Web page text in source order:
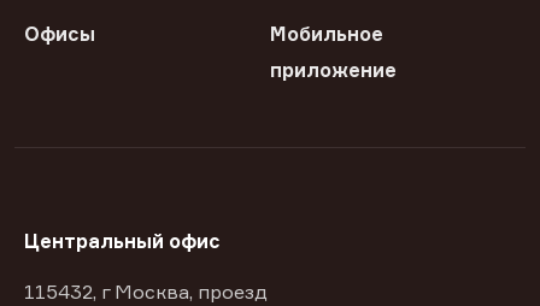
Офисы
Мобильное
приложение
Центральный офис
115432, г Москва, проезд